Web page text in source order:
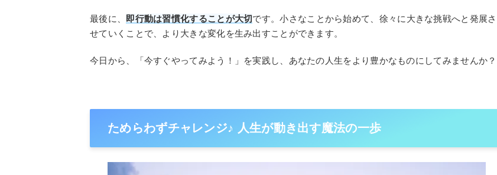
最後に、 即行動は習慣化することが大切です。小さなことから始めて、徐々に大きな挑戦へと発展さ
せていくことで、より大きな変化を生み出すことができます。
今日から、「今すぐやってみよう！」を実践し、あなたの人生をより豊かなものにしてみませんか？
ためらわずチャレンジ♪ 人生が動き出す魔法の一歩